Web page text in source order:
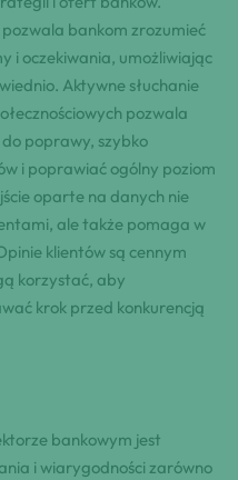
bankom zrozumieć
i oczekiwania, umożliwiając
Aktywne słuchanie
pozwala
poprawy, szybko
i poprawiać ogólny poziom
oparte na danych nie
ale także pomaga w
klientów są cennym
korzystać, aby
krok przed konkurencją
bankowym jest
i wiarygodności zarówno